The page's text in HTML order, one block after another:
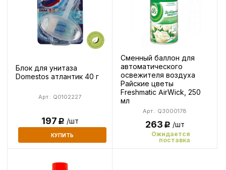
Блок для унитаза
Domestos атлантик 40 г
Арт.: Q0102227
197Р /шт
КУПИТЬ
Сменный баллон для
автоматического
освежителя воздуха
Райские цветы
Freshmatic AirWick, 250
мл
Арт.: Q3000178
263Р /шт
Ожидается
поставка